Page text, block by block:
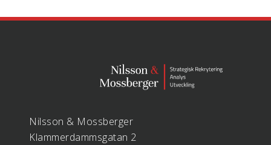
Nilsson & Mossberger
Klammerdammsgatan 2